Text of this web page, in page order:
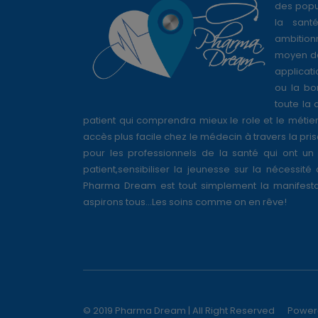
des
la
moyen
ou la
toute la
patient qui comprendra mieux le role et le
accès plus facile chez le médecin à travers la
pour les professionnels de la santé qui ont
patient,sensibiliser la jeunesse sur la
Pharma Dream est tout simplement la
aspirons tous...Les soins comme on en rêve!
© 2019 Pharma Dream | All Right Reserved